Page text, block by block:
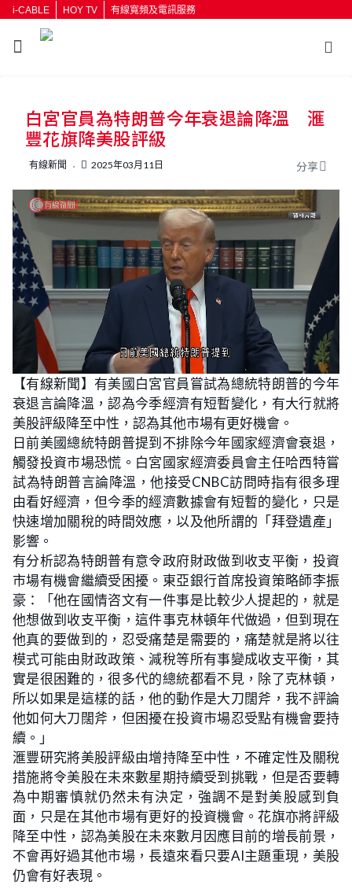
i-CABLE HOY TV 有線寬頻及電訊服務
按輸入鍵開始搜尋
白宮官員為特朗普今年衰退論降溫 滙
豐花旗降美股評級
有線新聞 2025年03月11日 分享
n
m
t
L
o
a
d
e
d
:
2
4
.
1
9
%
【有線新聞】有美國白宮官員嘗試為總統特朗普的今年
衰退言論降溫，認為今季經濟有短暫變化，有大行就將
美股評級降至中性，認為其他市場有更好機會。
日前美國總統特朗普提到不排除今年國家經濟會衰退，
觸發投資市場恐慌。白宮國家經濟委員會主任哈西特嘗
試為特朗普言論降溫，他接受CNBC訪問時指有很多理
由看好經濟，但今季的經濟數據會有短暫的變化，只是
快速增加關稅的時間效應，以及他所謂的「拜登遺產」
影響。
有分析認為特朗普有意令政府財政做到收支平衡，投資
市場有機會繼續受困擾。東亞銀行首席投資策略師李振
豪：「他在國情咨文有一件事是比較少人提起的，就是
他想做到收支平衡，這件事克林頓年代做過，但到現在
他真的要做到的，忍受痛楚是需要的，痛楚就是將以往
模式可能由財政政策、減稅等所有事變成收支平衡，其
實是很困難的，很多代的總統都看不見，除了克林頓，
所以如果是這樣的話，他的動作是大刀闊斧，我不評論
他如何大刀闊斧，但困擾在投資市場忍受點有機會要持
續。」
滙豐研究將美股評級由增持降至中性，不確定性及關稅
措施將令美股在未來數星期持續受到挑戰，但是否要轉
為中期審慎就仍然未有決定，強調不是對美股感到負
面，只是在其他市場有更好的投資機會。花旗亦將評級
降至中性，認為美股在未來數月因應目前的增長前景，
不會再好過其他市場，長遠來看只要AI主題重現，美股
仍會有好表現。